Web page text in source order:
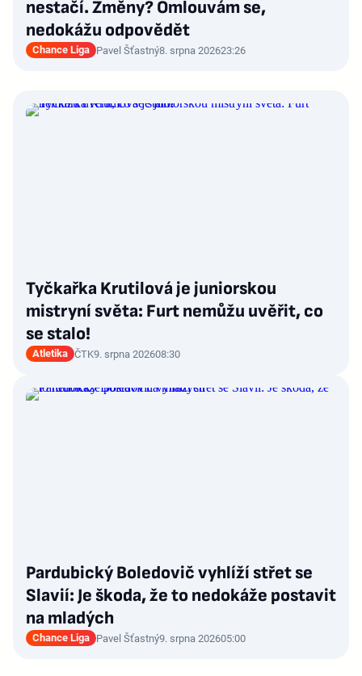
nestačí. Změny? Omlouvám se,
nedokážu odpovědět
Chance Liga Pavel Šťastný8. srpna 202623:26
Tyčkařka Krutilová je juniorskou
mistryní světa: Furt nemůžu uvěřit, co
se stalo!
Atletika ČTK9. srpna 202608:30
Pardubický Boledovič vyhlíží střet se
Slavií: Je škoda, že to nedokáže postavit
na mladých
Chance Liga Pavel Šťastný9. srpna 202605:00